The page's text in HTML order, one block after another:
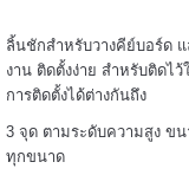
ลิ้นชักสำหรับวางคีย์บอร์ด
งาน ติดตั้งง่าย สำหรับติดไ
การติดตั้งได้ต่างกันถึง
3 จุด ตามระดับความสูง ข
ทุกขนาด